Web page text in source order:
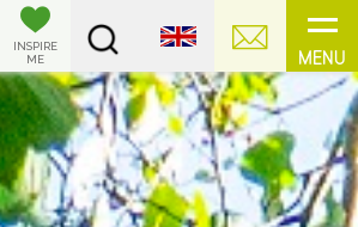
MENU
INSPIRE
ME